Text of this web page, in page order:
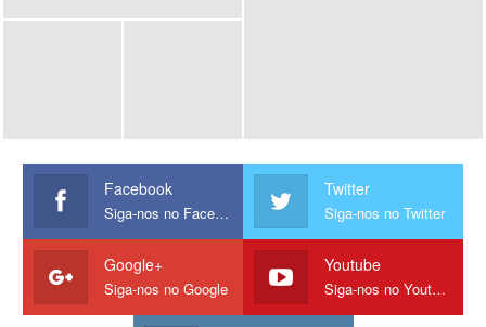
Facebook
Siga-nos no Facebook
Twitter
Siga-nos no Twitter
Google+
Siga-nos no Google
Youtube
Siga-nos no Youtube